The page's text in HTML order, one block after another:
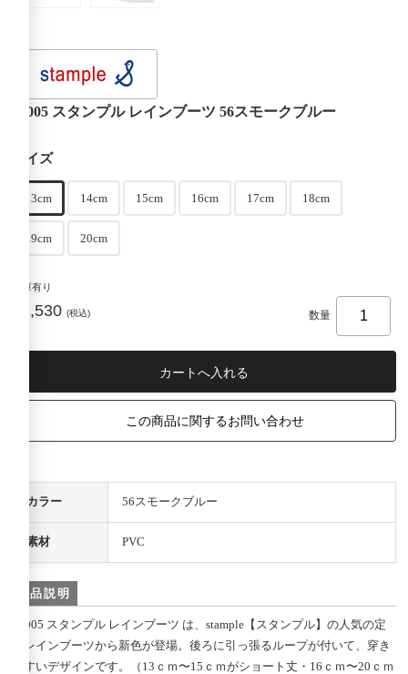
75005 スタンプル レインブーツ 56スモークブルー
サイズ
13cm 14cm 15cm 16cm 17cm 18cm
19cm 20cm
在庫有り
¥2,530 (税込) 数量
この商品に関するお問い合わせ
カラー 56スモークブルー
素材 PVC
商品説明
75005 スタンプル レインブーツ は、stample【スタンプル】の人気の定
番レインブーツから新色が登場。後ろに引っ張るループが付いて、穿き
やすいデザインです。（13ｃｍ〜15ｃｍがショート丈・16ｃｍ〜20ｃｍ